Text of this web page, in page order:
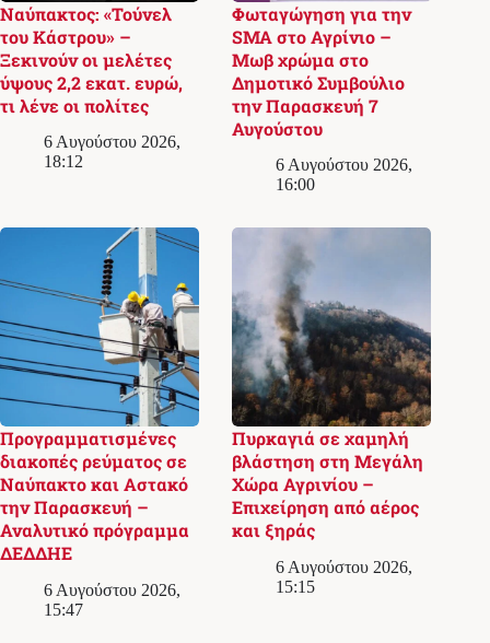
Ναύπακτος: «Τούνελ
του Κάστρου» –
Ξεκινούν οι μελέτες
ύψους 2,2 εκατ. ευρώ,
τι λένε οι πολίτες
6 Αυγούστου 2026,
18:12
Φωταγώγηση για την
SMA στο Αγρίνιο –
Μωβ χρώμα στο
Δημοτικό Συμβούλιο
την Παρασκευή 7
Αυγούστου
6 Αυγούστου 2026,
16:00
Προγραμματισμένες
διακοπές ρεύματος σε
Ναύπακτο και Αστακό
την Παρασκευή –
Αναλυτικό πρόγραμμα
ΔΕΔΔΗΕ
6 Αυγούστου 2026,
15:47
Πυρκαγιά σε χαμηλή
βλάστηση στη Μεγάλη
Χώρα Αγρινίου –
Επιχείρηση από αέρος
και ξηράς
6 Αυγούστου 2026,
15:15